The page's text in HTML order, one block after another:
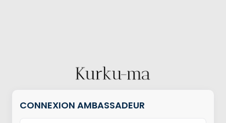
CONNEXION AMBASSADEUR